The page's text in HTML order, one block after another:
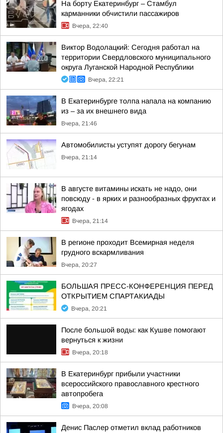
На борту Екатеринбург – Стамбул
карманники обчистили пассажиров
Вчера, 22:40
Виктор Водолацкий: Сегодня работал на
территории Свердловского муниципального
округа Луганской Народной Республики
Вчера, 22:21
В Екатеринбурге толпа напала на компанию
из – за их внешнего вида
Вчера, 21:46
Автомобилисты уступят дорогу бегунам
Вчера, 21:14
В августе витамины искать не надо, они
повсюду - в ярких и разнообразных фруктах и
ягодах
Вчера, 21:14
В регионе проходит Всемирная неделя
грудного вскармливания
Вчера, 20:27
БОЛЬШАЯ ПРЕСС-КОНФЕРЕНЦИЯ ПЕРЕД
ОТКРЫТИЕМ СПАРТАКИАДЫ
Вчера, 20:21
После большой воды: как Кушве помогают
вернуться к жизни
Вчера, 20:18
В Екатеринбург прибыли участники
всероссийского православного крестного
автопробега
Вчера, 20:08
Денис Паслер отметил вклад работников